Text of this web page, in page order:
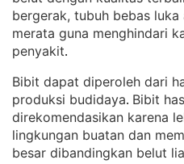
bergerak, tubuh bebas
merata guna menghindari
penyakit.
Bibit dapat diperoleh dari
produksi budidaya. Bibit
direkomendasikan karena
lingkungan buatan dan
besar dibandingkan belut